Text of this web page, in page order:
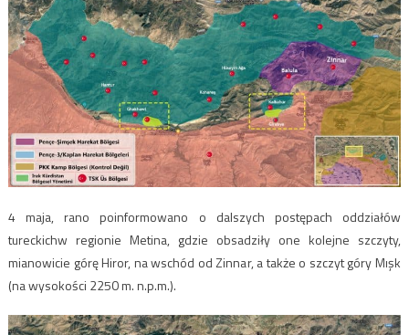
4 maja, rano poinformowano o dalszych postępach oddziałów
tureckichw regionie Metina, gdzie obsadziły one kolejne szczyty,
mianowicie górę Hiror, na wschód od Zinnar, a także o szczyt góry Mışk
(na wysokości 2250 m. n.p.m.).